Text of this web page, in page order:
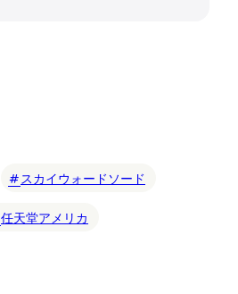
スカイウォードソード
任天堂アメリカ